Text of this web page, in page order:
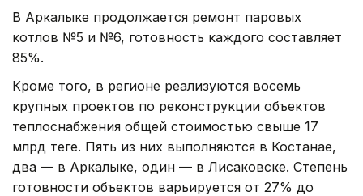
В Аркалыке продолжается ремонт паровых
котлов №5 и №6, готовность каждого составляет
85%.
Кроме того, в регионе реализуются восемь
крупных проектов по реконструкции объектов
теплоснабжения общей стоимостью свыше 17
млрд теңге. Пять из них выполняются в Костанае,
два — в Аркалыке, один — в Лисаковске. Степень
готовности объектов варьируется от 27% до